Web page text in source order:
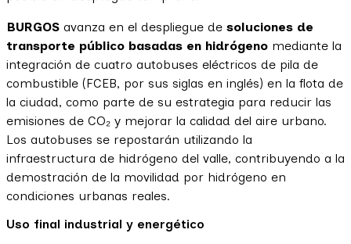
BURGOS avanza en el despliegue de soluciones de
transporte público basadas en hidrógeno mediante la
integración de cuatro autobuses eléctricos de pila de
combustible (FCEB, por sus siglas en inglés) en la flota de
la ciudad, como parte de su estrategia para reducir las
emisiones de CO₂ y mejorar la calidad del aire urbano.
Los autobuses se repostarán utilizando la
infraestructura de hidrógeno del valle, contribuyendo a la
demostración de la movilidad por hidrógeno en
condiciones urbanas reales.
Uso final industrial y energético